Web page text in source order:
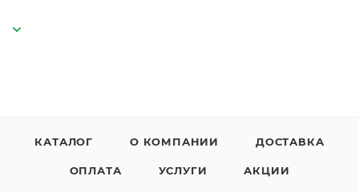
КАТАЛОГ О КОМПАНИИ ДОСТАВКА
ОПЛАТА УСЛУГИ АКЦИИ